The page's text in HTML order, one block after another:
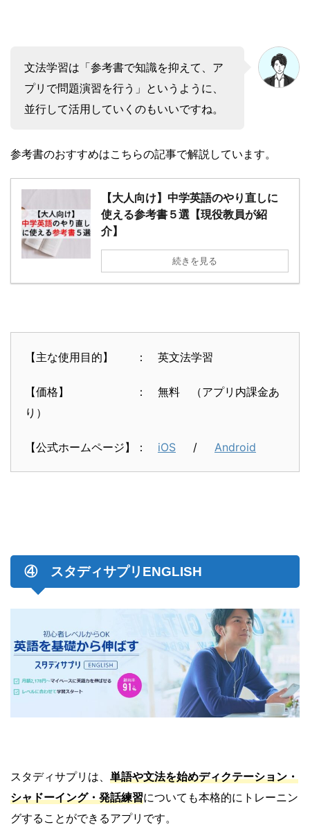
文法学習は「参考書で知識を抑えて、ア
プリで問題演習を行う」というように、
並行して活用していくのもいいですね。
参考書のおすすめはこちらの記事で解説しています。
【大人向け】中学英語のやり直しに
使える参考書５選【現役教員が紹
介】
続きを見る
【主な使用目的】 ： 英文法学習
【価格】 ： 無料 （アプリ内課金あ
り）
【公式ホームページ】： iOS / Android
④ スタディサプリENGLISH
スタディサプリは、 単語や文法を始めディクテーション・
シャドーイング・発話練習についても本格的にトレーニン
グすることができるアプリです。